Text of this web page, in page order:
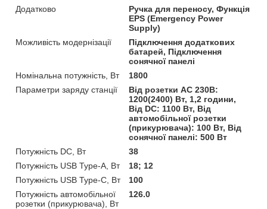
Додатково
Ручка для переносу, Функція
EPS (Emergency Power
Supply)
Можливість модернізації
Підключення додаткових
батарей, Підключення
сонячної панелі
Номінальна потужність, Вт
1800
Параметри заряду станції
Від розетки AC 230В:
1200(2400) Вт, 1,2 години,
Від DC: 1100 Вт, Від
автомобільної розетки
(прикурювача): 100 Вт, Від
сонячної панелі: 500 Вт
Потужність DC, Вт
38
Потужність USB Type-A, Вт
18; 12
Потужність USB Type-C, Вт
100
Потужність автомобільної
розетки (прикурювача), Вт
126.0